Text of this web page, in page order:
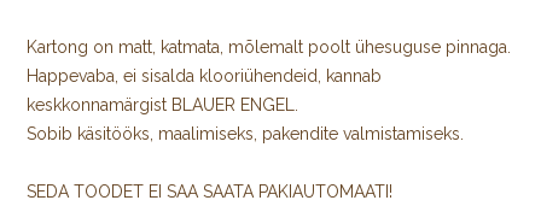
Kartong on matt, katmata, mõlemalt poolt ühesuguse pinnaga.
Happevaba, ei sisalda klooriühendeid, kannab
keskkonnamärgist BLAUER ENGEL.
Sobib käsitööks, maalimiseks, pakendite valmistamiseks.
SEDA TOODET EI SAA SAATA PAKIAUTOMAATI!